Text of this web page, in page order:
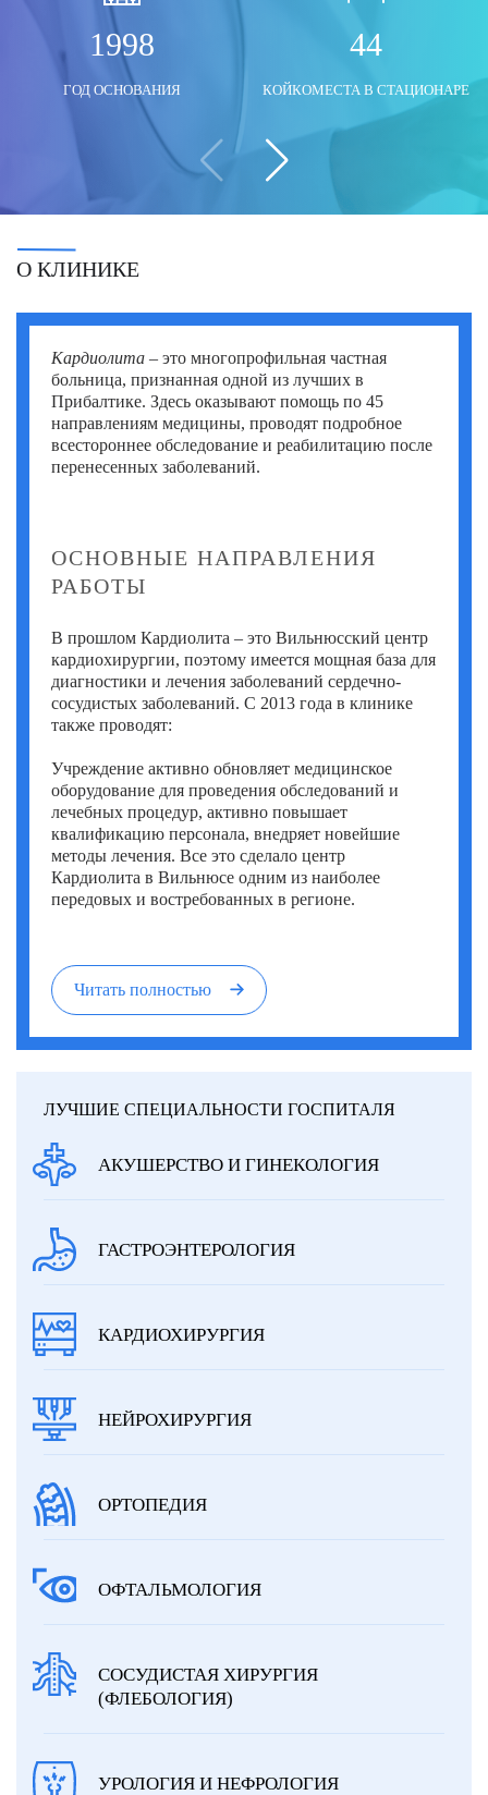
Моше Паппа (Moshe Pappa)
Мустафа Оздоган (Mustafa Ozdogan)
Озкан Йилдиз (Ozkan Yildiz)
Саваш Туна (Savas Tuna)
Семих Халезероглу (Semih Halezeroglu)
Сиван Шамаи (Sivan Shamai)
Тамар Сафра (Tamar Safra)
Тахсин Озатлы (Tahsin Ozatli)
Умут Демирджи (Umut Demirci)
Хале Башак Чалар (Hale Basak Caglar)
Хамдулла Созен (Hamdullah Sozen)
Эркан Доган (Erkan Dogan)
Яков Шехтер (Jacob Schechter)
Шломи Константини (Shlomi Constantini)
Шломо Давидович (Shlomo Davidovich)
Эли Ашкенази (Eli Ashkenazi)
Сегев Эйтан (Segev Eitan)
Профессор Халук Чабук (Haluk Cabuk)
Эльханан Лугер (Elhanan Luger)
1998
ГОД ОСНОВАНИЯ
44
КОЙКОМЕСТА В СТАЦИОНАРЕ
О КЛИНИКЕ
Кардиолита – это многопрофильная частная
больница, признанная одной из лучших в
Прибалтике. Здесь оказывают помощь по 45
направлениям медицины, проводят подробное
всестороннее обследование и реабилитацию после
перенесенных заболеваний.
ОСНОВНЫЕ НАПРАВЛЕНИЯ
РАБОТЫ
В прошлом Кардиолита – это Вильнюсский центр
кардиохирургии, поэтому имеется мощная база для
диагностики и лечения заболеваний сердечно-
сосудистых заболеваний. С 2013 года в клинике
также проводят:
Учреждение активно обновляет медицинское
оборудование для проведения обследований и
лечебных процедур, активно повышает
квалификацию персонала, внедряет новейшие
методы лечения. Все это сделало центр
Кардиолита в Вильнюсе одним из наиболее
передовых и востребованных в регионе.
Читать полностью
ЛУЧШИЕ СПЕЦИАЛЬНОСТИ ГОСПИТАЛЯ
АКУШЕРСТВО И ГИНЕКОЛОГИЯ
ГАСТРОЭНТЕРОЛОГИЯ
КАРДИОХИРУРГИЯ
НЕЙРОХИРУРГИЯ
ОРТОПЕДИЯ
ОФТАЛЬМОЛОГИЯ
СОСУДИСТАЯ ХИРУРГИЯ
(ФЛЕБОЛОГИЯ)
УРОЛОГИЯ И НЕФРОЛОГИЯ